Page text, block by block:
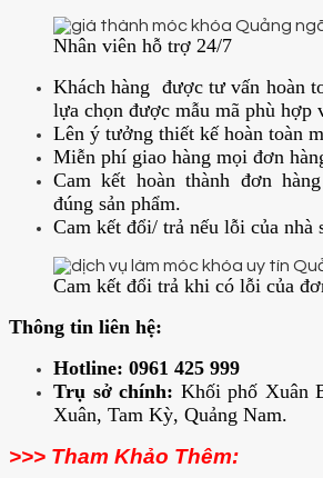
Nhân viên hỗ trợ 24/7
Khách hàng được tư vấn hoàn
lựa chọn được mẫu mã phù hợp
Lên ý tưởng thiết kế hoàn toàn
Miễn phí giao hàng mọi đơn
Cam kết hoàn thành đơn
đúng sản phẩm.
Cam kết đổi/ trả nếu lỗi của nhà
Cam kết đổi trả khi có lỗi của
Thông tin liên hệ:
Hotline: 0961 425 999
Trụ sở chính: Khối phố Xuân
Xuân, Tam Kỳ, Quảng Nam.
>>> Tham Khảo Thêm: